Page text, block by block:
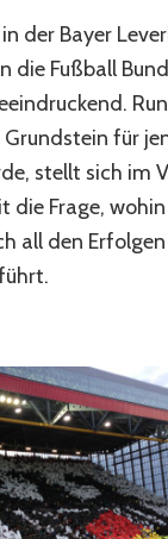
kommt
die
Und
dann?
der Bayer
die Fußball
für
stellt sich im
die Frage,
all den